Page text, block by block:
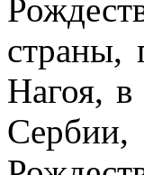
страны,
Нагоя,